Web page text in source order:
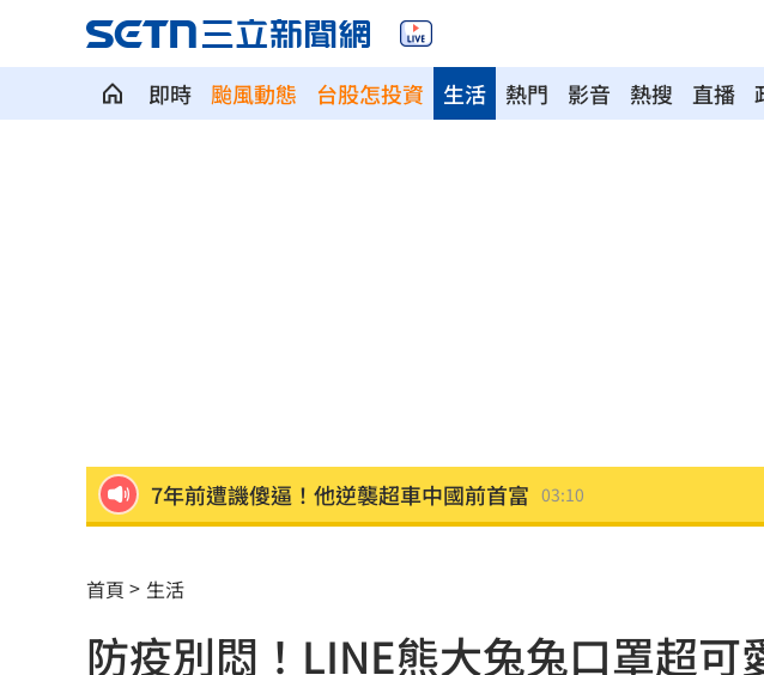
即時 颱風動態 台股怎投資 熱門 影音 熱搜 直播
生活
女兒一句話 兩老退休生活全變調 03:05
北美訂單補爆 聯發科小金雞EPS至27.12元
AI和你讀的不同！實測《時代》驚揭1真相 02:10
首頁 生活
防疫別悶！LINE熊大兔兔口罩超